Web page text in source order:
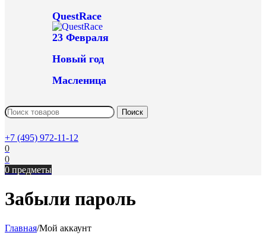
QuestRace
23 Февраля
Новый год
Масленица
Поиск
+7 (495) 972-11-12
0
0
0 предметы
Забыли пароль
Главная/Мой аккаунт